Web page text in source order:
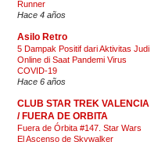
Runner
Hace 4 años
Asilo Retro
5 Dampak Positif dari Aktivitas Judi
Online di Saat Pandemi Virus
COVID-19
Hace 6 años
CLUB STAR TREK VALENCIA
/ FUERA DE ORBITA
Fuera de Órbita #147. Star Wars
El Ascenso de Skywalker